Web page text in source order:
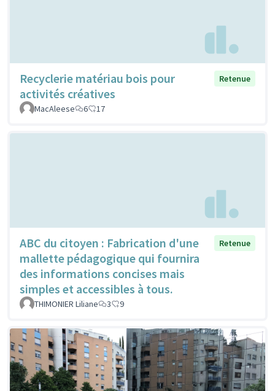
Recyclerie matériau bois pour
activités créatives
Retenue
MacAleese 6 17
ABC du citoyen : Fabrication d'une
mallette pédagogique qui fournira
des informations concises mais
simples et accessibles à tous.
Retenue
THIMONIER Liliane 3 9